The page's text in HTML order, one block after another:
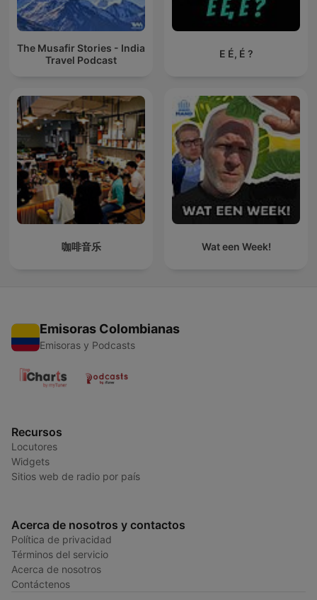
The Musafir Stories - India
Travel Podcast
E É, É ?
咖啡音乐 Wat een Week!
Emisoras Colombianas
Emisoras y Podcasts
Recursos
Locutores
Widgets
Sitios web de radio por país
Acerca de nosotros y contactos
Política de privacidad
Términos del servicio
Acerca de nosotros
Contáctenos